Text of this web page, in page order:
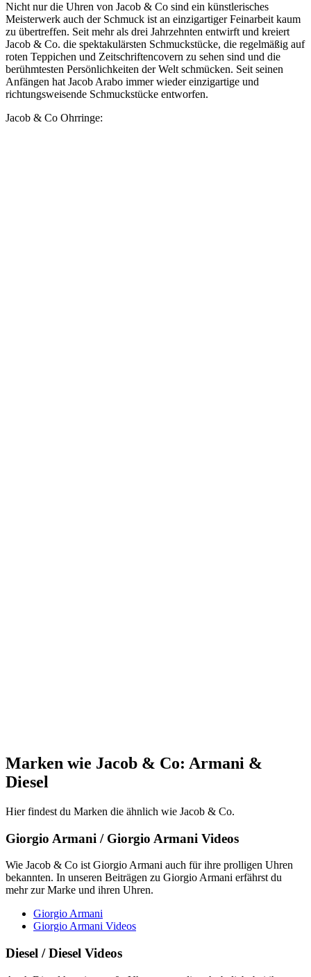
Nicht nur die Uhren von Jacob & Co sind ein künstlerisches
Meisterwerk auch der Schmuck ist an einzigartiger Feinarbeit kaum
zu übertreffen. Seit mehr als drei Jahrzehnten entwirft und kreiert
Jacob & Co. die spektakulärsten Schmuckstücke, die regelmäßig auf
roten Teppichen und Zeitschriftencovern zu sehen sind und die
berühmtesten Persönlichkeiten der Welt schmücken. Seit seinen
Anfängen hat Jacob Arabo immer wieder einzigartige und
richtungsweisende Schmuckstücke entworfen.
Jacob & Co Ohrringe:
Marken wie Jacob & Co: Armani &
Diesel
Hier findest du Marken die ähnlich wie Jacob & Co.
Giorgio Armani / Giorgio Armani Videos
Wie Jacob & Co ist Giorgio Armani auch für ihre prolligen Uhren
bekannten. In unseren Beiträgen zu Giorgio Armani erfährst du
mehr zur Marke und ihren Uhren.
Giorgio Armani
Giorgio Armani Videos
Diesel / Diesel Videos